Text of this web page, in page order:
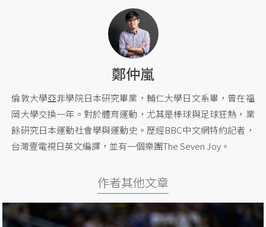
鄭仲嵐
倫敦大學亞非學院日本研究畢業，輔仁大學日文系畢，曾在福
岡大學交換一年。對於體育運動，尤其是棒球與足球狂熱，業
餘研究日本運動社會學與運動史。歷經BBC中文網特約記者，
台灣壹電視日英文編譯，並有一個樂團The Seven Joy。
作者其他文章